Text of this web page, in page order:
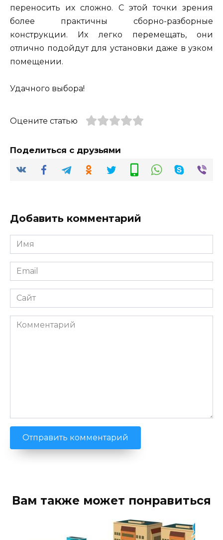
переносить их сложно. С этой точки зрения
более практичны сборно-разборные
конструкции. Их легко перемещать, они
отлично подойдут для установки даже в узком
помещении.
Удачного выбора!
Оцените статью
Поделиться с друзьями
Добавить комментарий
Имя
*
Email
*
Сайт
Комментарий
Вам также может понравиться